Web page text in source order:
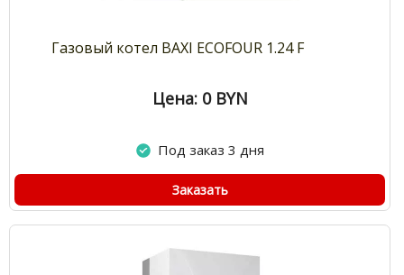
Газовый котел BAXI ECOFOUR 1.24 F
Цена: 0 BYN
Под заказ 3 дня
Заказать